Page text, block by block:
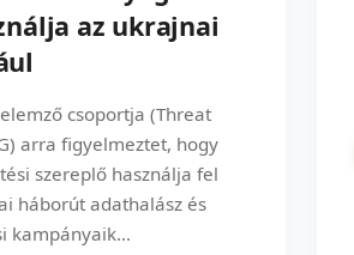
az ukrajnai
csoportja (Threat
arra figyelmeztet, hogy
szereplő használja fel
háborút adathalász és
kampányaik...